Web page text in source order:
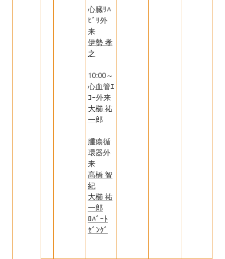
心臓ﾘﾊ
ﾋﾞﾘ外
来
伊勢 孝
之
10:00～
心血管ｴ
ｺｰ外来
大櫛 祐
一郎
腫瘍循
環器外
来
髙橋 智
紀
大櫛 祐
一郎
ﾛﾊﾞｰﾄ
ｾﾞﾝｸﾞ